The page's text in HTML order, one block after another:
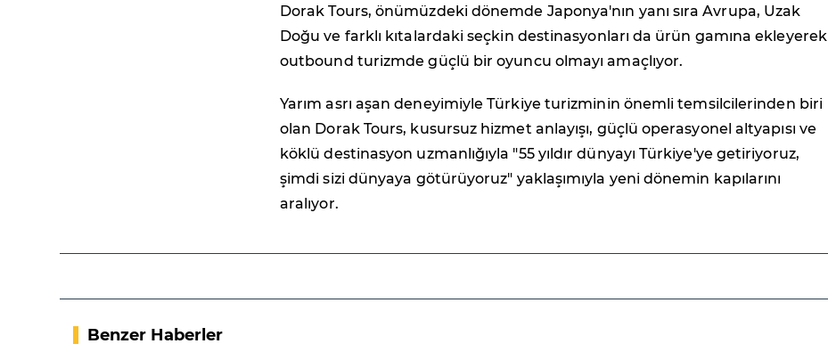
Dorak Tours, önümüzdeki dönemde Japonya'nın yanı sıra Avrupa, Uzak
Doğu ve farklı kıtalardaki seçkin destinasyonları da ürün gamına ekleyerek
outbound turizmde güçlü bir oyuncu olmayı amaçlıyor.
Yarım asrı aşan deneyimiyle Türkiye turizminin önemli temsilcilerinden biri
olan Dorak Tours, kusursuz hizmet anlayışı, güçlü operasyonel altyapısı ve
köklü destinasyon uzmanlığıyla "55 yıldır dünyayı Türkiye'ye getiriyoruz,
şimdi sizi dünyaya götürüyoruz" yaklaşımıyla yeni dönemin kapılarını
aralıyor.
Benzer Haberler